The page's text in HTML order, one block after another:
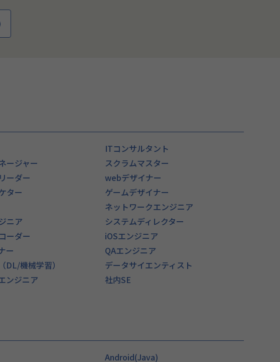
ITコンサルタント
ージャー
スクラムマスター
ーダー
webデザイナー
ター
ゲームデザイナー
ネットワークエンジニア
ニア
システムディレクター
ーダー
iOSエンジニア
ー
QAエンジニア
DL/機械学習）
データサイエンティスト
ンジニア
社内SE
Android(Java)